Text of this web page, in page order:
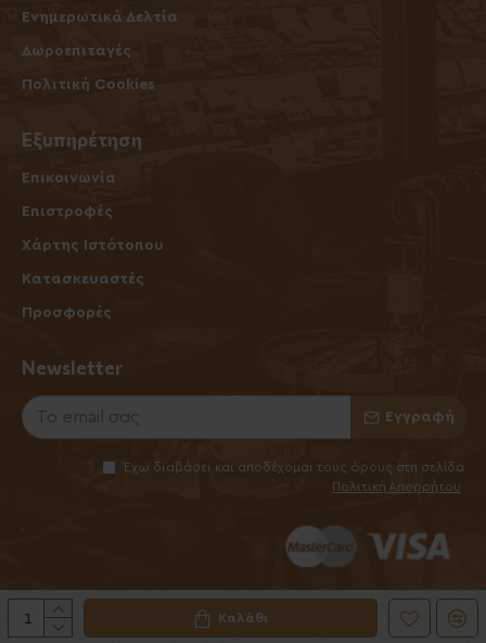
Καλάθι
Ενημερωτικά Δελτία
Δωροεπιταγές
Πολιτική Cookies
Εξυπηρέτηση
Επικοινωνία
Επιστροφές
Χάρτης Ιστότοπου
Κατασκευαστές
Προσφορές
Newsletter
Εγγραφή
Έχω διαβάσει και αποδέχομαι τους όρους στη σελίδα
Πολιτική Απορρήτου